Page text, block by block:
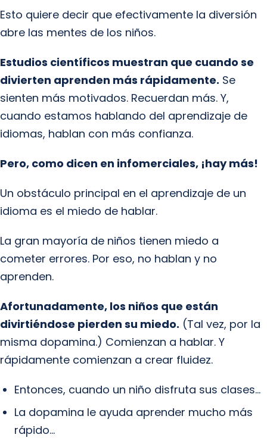
Esto quiere decir que efectivamente la diversión
abre las mentes de los niños.
Estudios científicos muestran que cuando se
divierten aprenden más rápidamente. Se
sienten más motivados. Recuerdan más. Y,
cuando estamos hablando del aprendizaje de
idiomas, hablan con más confianza.
Pero, como dicen en infomerciales, ¡hay más!
Un obstáculo principal en el aprendizaje de un
idioma es el miedo de hablar.
La gran mayoría de niños tienen miedo a
cometer errores. Por eso, no hablan y no
aprenden.
Afortunadamente, los niños que están
divirtiéndose pierden su miedo. (Tal vez, por la
misma dopamina.) Comienzan a hablar. Y
rápidamente comienzan a crear fluidez.
Entonces, cuando un niño disfruta sus clases…
La dopamina le ayuda aprender mucho más
rápido…